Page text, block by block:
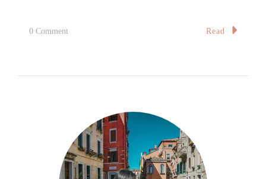
穹
術
亮
0 CommentOn
·
一
Read